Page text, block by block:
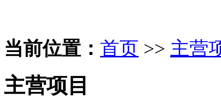
当前位置： 首页 >> 主营
主营项目